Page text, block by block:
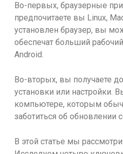
Во-первых, браузерные
предпочитаете вы Linux,
установлен браузер, вы
обеспечат больший
Android.
Во-вторых, вы получаете
установки или
компьютере, которым
заботиться об обновлении
В этой статье мы